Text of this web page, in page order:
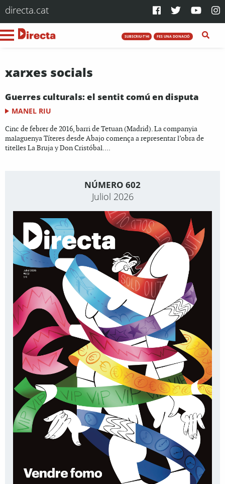
directa.cat
SUBSCRIU-T'HI FES UNA DONACIÓ
xarxes socials
Guerres culturals: el sentit comú en disputa
MANEL RIU
Cinc de febrer de 2016, barri de Tetuan (Madrid). La companyia
malaguenya Títeres desde Abajo comença a representar l’obra de
titelles La Bruja y Don Cristóbal....
NÚMERO 602
Juliol 2026